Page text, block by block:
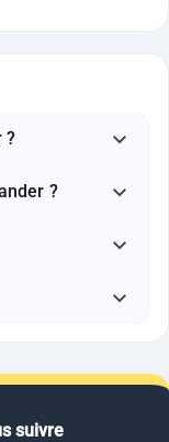
?
?
suivre